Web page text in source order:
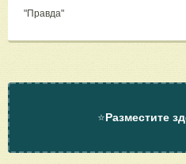
"Правда"
⭐Разместите